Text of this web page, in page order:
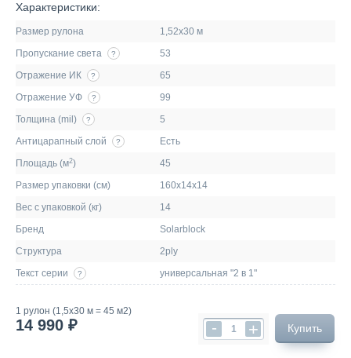
Характеристики:
Размер рулона
1,52х30 м
Пропускание света
?
53
Отражение ИК
?
65
Отражение УФ
?
99
Толщина (mil)
?
5
Антицарапный слой
?
Есть
Площадь (м2)
45
Размер упаковки (см)
160х14х14
Вес с упаковкой (кг)
14
Бренд
Solarblock
Структура
2ply
Текст серии
? универсальная "2 в 1"
1 рулон (1,5х30 м = 45 м2)
14 990 ₽ - + Купить